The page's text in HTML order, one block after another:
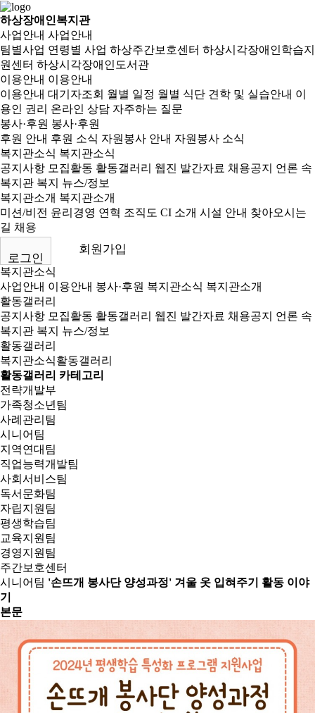
하상장애인복지관
사업안내 사업안내
팀별사업 연령별 사업 하상주간보호센터 하상시각장애인학습지
원센터 하상시각장애인도서관
이용안내 이용안내
이용안내 대기자조회 월별 일정 월별 식단 견학 및 실습안내 이
용인 권리 온라인 상담 자주하는 질문
봉사·후원 봉사·후원
후원 안내 후원 소식 자원봉사 안내 자원봉사 소식
복지관소식 복지관소식
공지사항 모집활동 활동갤러리 웹진 발간자료 채용공지
언론 속
복지관 복지 뉴스/정보
복지관소개 복지관소개
미션/비전 윤리경영 연혁 조직도 CI 소개 시설 안내 찾아오시는
길 채용
로그인
회원가입
복지관소식
사업안내 이용안내 봉사·후원 복지관소식 복지관소개
활동갤러리
공지사항 모집활동 활동갤러리 웹진 발간자료 채용공지
언론 속
복지관 복지 뉴스/정보
활동갤러리
복지관소식활동갤러리
활동갤러리 카테고리
전략개발부
가족청소년팀
사례관리팀
시니어팀
지역연대팀
직업능력개발팀
사회서비스팀
독서문화팀
자립지원팀
평생학습팀
교육지원팀
경영지원팀
주간보호센터
시니어팀 '손뜨개 봉사단 양성과정' 겨울 옷 입혀주기 활동 이야
기
본문